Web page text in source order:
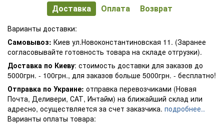
Доставка Оплата Возврат
Варианты доставки:
Самовывоз: Киев ул.Новоконстантиновская 11. (Заранее
согласовывайте готовность товара на складе отгрузки).
Доставка по Киеву: стоимость доставки для заказов до
5000грн. - 100грн., для заказов больше 5000грн. - бесплатно!
Отправка по Украине: отправка перевозчиками (Новая
Почта, Деливери, САТ, Интайм) на ближайший склад или
адресно, осуществляется за счет заказчика. подробнее..
Варианты оплаты товара: